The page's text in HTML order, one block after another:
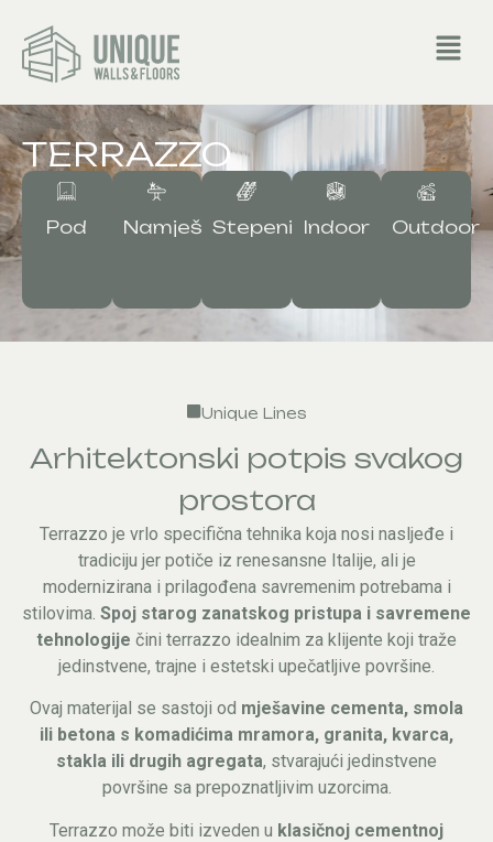
TERRAZZO
Pod NamještajStepeništeIndoor Outdoor
Unique Lines
Arhitektonski potpis svakog
prostora
Terrazzo je vrlo specifična tehnika koja nosi nasljeđe i
tradiciju jer potiče iz renesansne Italije, ali je
modernizirana i prilagođena savremenim potrebama i
stilovima. Spoj starog zanatskog pristupa i savremene
tehnologije čini terrazzo idealnim za klijente koji traže
jedinstvene, trajne i estetski upečatljive površine.
Ovaj materijal se sastoji od mješavine cementa, smola
ili betona s komadićima mramora, granita, kvarca,
stakla ili drugih agregata, stvarajući jedinstvene
površine sa prepoznatljivim uzorcima.
Terrazzo može biti izveden u klasičnoj cementnoj